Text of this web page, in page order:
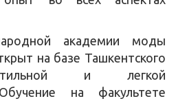
академии моды
на базе Ташкентского
и легкой
на факультете